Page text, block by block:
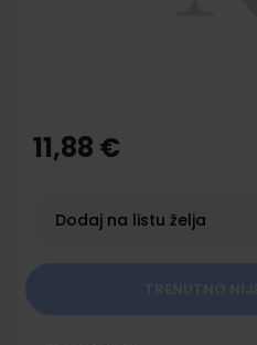
the
beginning
gallery
11,88 €
Dodaj na listu želja